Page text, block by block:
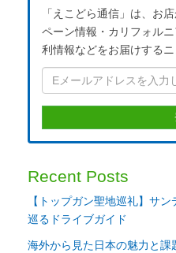
「えこどら通信」は、お
ペーン情報・カリフォル
利情報などをお届けするニ
Recent Posts
【トップガン聖地巡礼】サ
巡るドライブガイド
海外から見た日本の魅力と課